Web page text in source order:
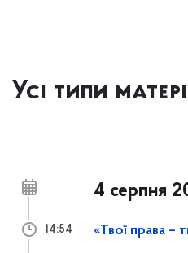
Усі типи
4 серпня
14:54